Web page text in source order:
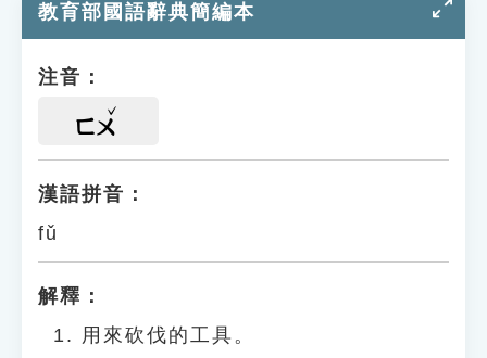
教育部國語辭典簡編本
注音：
ㄈㄨ
漢語拼音：
fǔ
解釋：
用來砍伐的工具。